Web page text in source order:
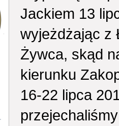
Jackiem 13
wyjeżdżając z
Żywca, skąd
kierunku
16-22 lipca